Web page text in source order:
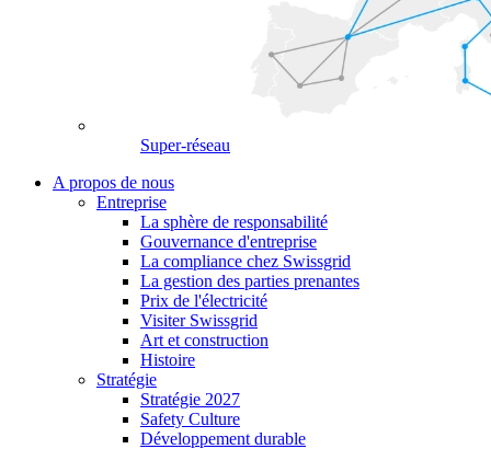
Super-réseau
A propos de nous
Entreprise
La sphère de responsabilité
Gouvernance d'entreprise
La compliance chez Swissgrid
La gestion des parties prenantes
Prix de l'électricité
Visiter Swissgrid
Art et construction
Histoire
Stratégie
Stratégie 2027
Safety Culture
Développement durable